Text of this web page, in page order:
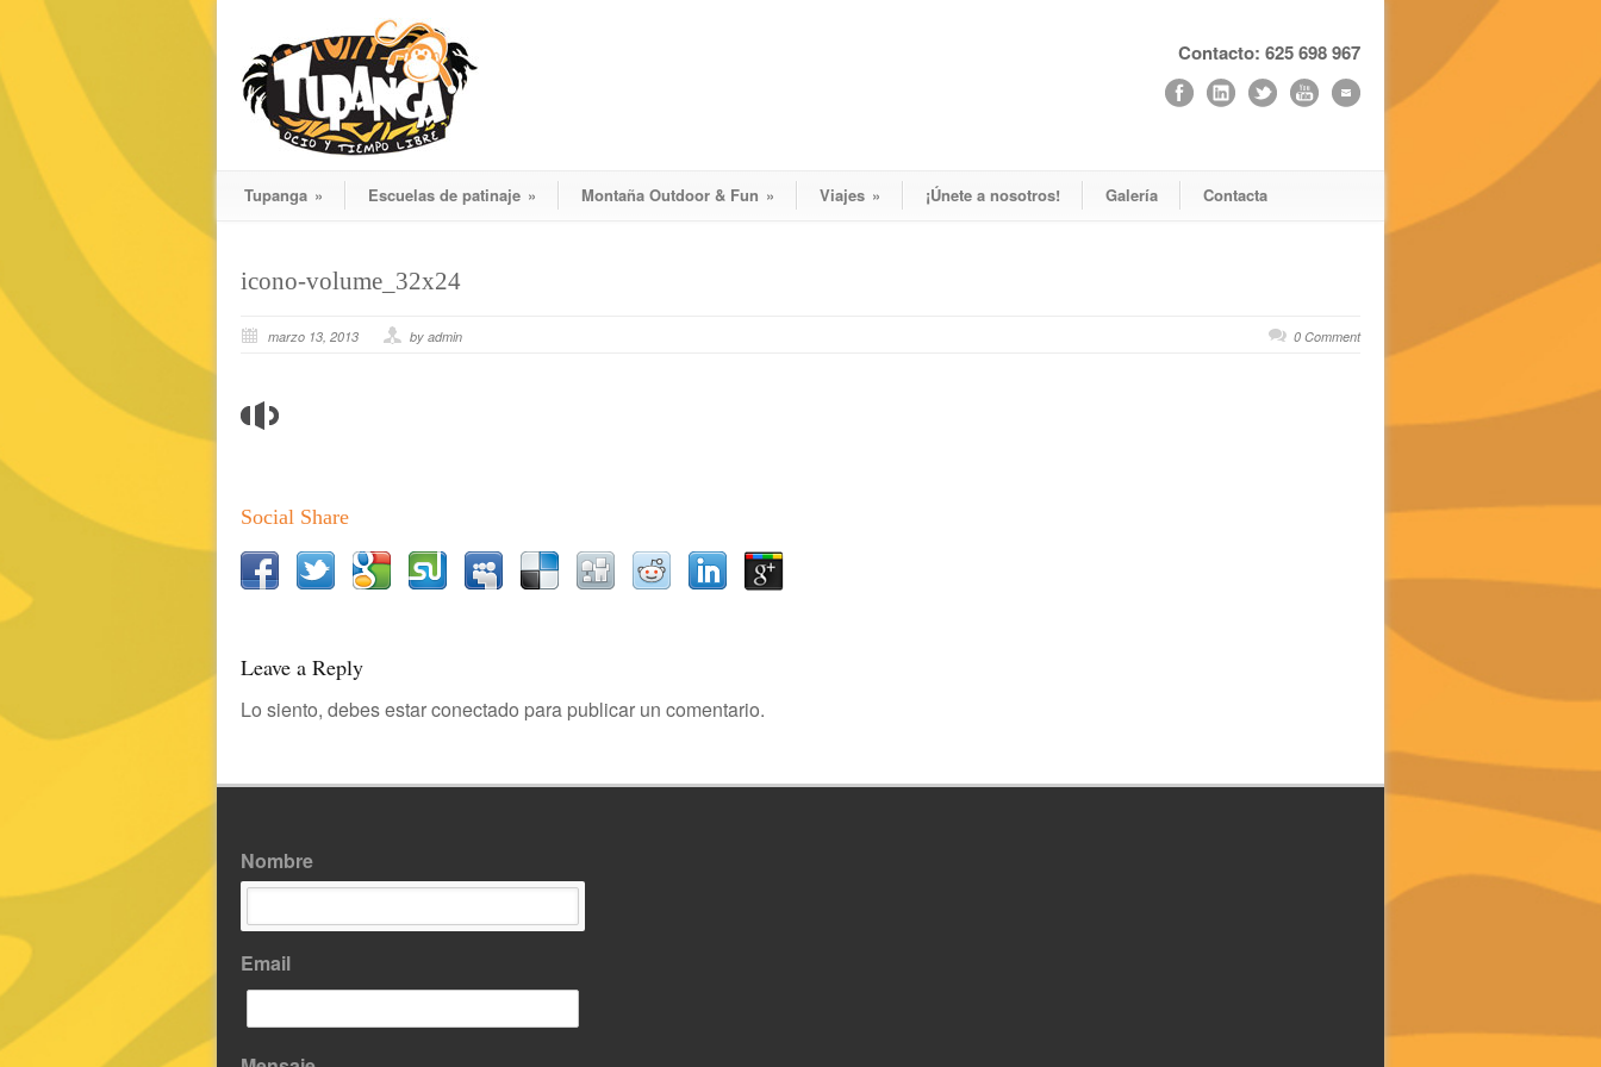
Contacto: 625 698 967
Tupanga » Escuelas de patinaje » Montaña Outdoor & Fun » Viajes » ¡Únete a nosotros! Galería Contacta
icono-volume_32x24
marzo 13, 2013 by admin 0 Comment
Social Share
Leave a Reply
Lo siento, debes estarconectado para publicar un comentario.
Nombre
Email